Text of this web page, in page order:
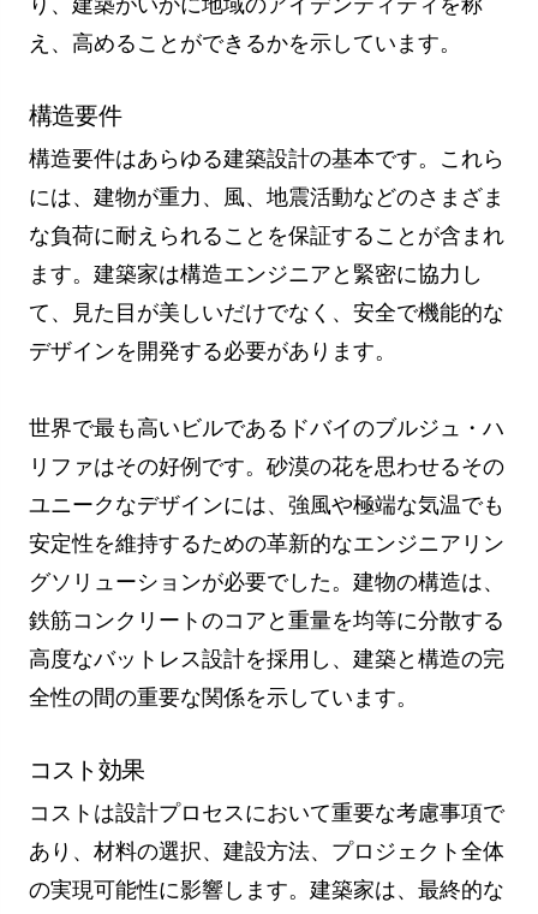
え、高めることができるかを示しています。
構造要件
構造要件はあらゆる建築設計の基本です。これら
には、建物が重力、風、地震活動などのさまざま
な負荷に耐えられることを保証することが含まれ
ます。建築家は構造エンジニアと緊密に協力し
て、見た目が美しいだけでなく、安全で機能的な
デザインを開発する必要があります。
世界で最も高いビルであるドバイのブルジュ・ハ
リファはその好例です。砂漠の花を思わせるその
ユニークなデザインには、強風や極端な気温でも
安定性を維持するための革新的なエンジニアリン
グソリューションが必要でした。建物の構造は、
鉄筋コンクリートのコアと重量を均等に分散する
高度なバットレス設計を採用し、建築と構造の完
全性の間の重要な関係を示しています。
コスト効果
コストは設計プロセスにおいて重要な考慮事項で
あり、材料の選択、建設方法、プロジェクト全体
の実現可能性に影響します。建築家は、最終的な